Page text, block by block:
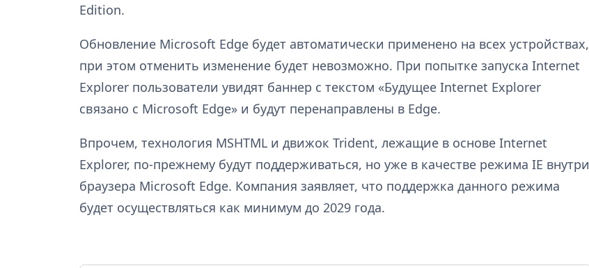
Edition.
Обновление Microsoft Edge будет автоматически применено на всех устройствах,
при этом отменить изменение будет невозможно. При попытке запуска Internet
Explorer пользователи увидят баннер с текстом «Будущее Internet Explorer
связано с Microsoft Edge» и будут перенаправлены в Edge.
Впрочем, технология MSHTML и движок Trident, лежащие в основе Internet
Explorer, по-прежнему будут поддерживаться, но уже в качестве режима IE внутри
браузера Microsoft Edge. Компания заявляет, что поддержка данного режима
будет осуществляться как минимум до 2029 года.